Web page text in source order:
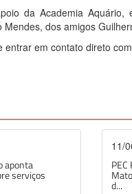
da Academia
dos amigos
em contato direto
aponta
serviços
11/
d...